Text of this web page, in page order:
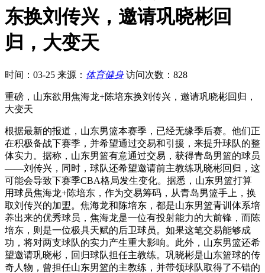
东换刘传兴，邀请巩晓彬回
归，大变天
时间：03-25 来源： 体育健身 访问次数：828
重磅，山东欲用焦海龙+陈培东换刘传兴，邀请巩晓彬回归，
大变天
根据最新的报道，山东男篮本赛季，已经无缘季后赛。他们正
在积极备战下赛季，并希望通过交易和引援，来提升球队的整
体实力。据称，山东男篮有意通过交易，获得青岛男篮的球员
——刘传兴，同时，球队还希望邀请前主教练巩晓彬回归，这
可能会导致下赛季CBA格局发生变化。据悉，山东男篮打算
用球员焦海龙+陈培东，作为交易筹码，从青岛男篮手上，换
取刘传兴的加盟。焦海龙和陈培东，都是山东男篮青训体系培
养出来的优秀球员，焦海龙是一位有投射能力的大前锋，而陈
培东，则是一位极具天赋的后卫球员。如果这笔交易能够成
功，将对两支球队的实力产生重大影响。此外，山东男篮还希
望邀请巩晓彬，回归球队担任主教练。巩晓彬是山东篮球的传
奇人物，曾担任山东男篮的主教练，并带领球队取得了不错的